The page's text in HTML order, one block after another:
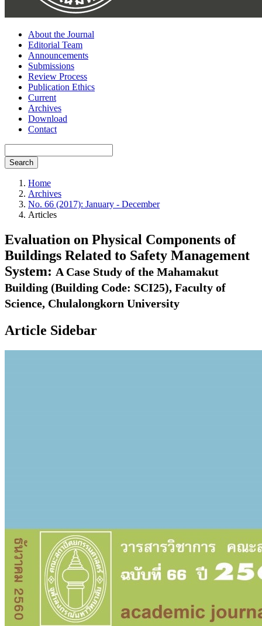
About the Journal
Editorial Team
Announcements
Submissions
Review Process
Publication Ethics
Current
Archives
Download
Contact
Search
Home
Archives
No. 66 (2017): January - December
Articles
Evaluation on Physical Components of
Buildings Related to Safety Management
System: A Case Study of the Mahamakut
Building (Building Code: SCI25), Faculty of
Science, Chulalongkorn University
Article Sidebar